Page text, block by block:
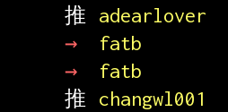
推
adearlover
→
fatb
→
fatb
推
changwl001